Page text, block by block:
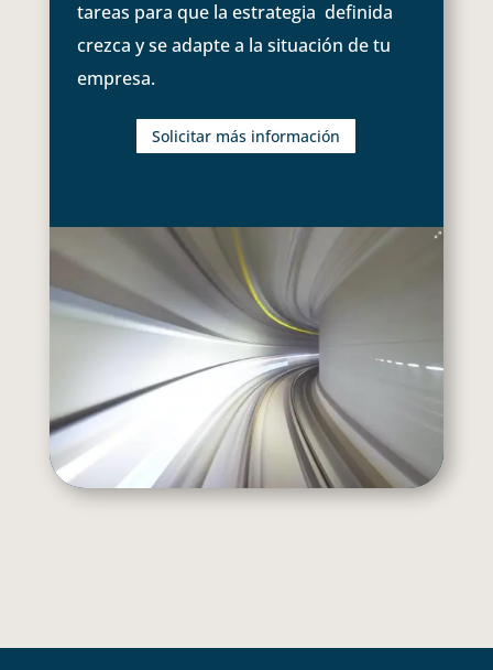
tareas para que la estrategia definida
crezca y se adapte a la situación de tu
empresa.
Solicitar más información